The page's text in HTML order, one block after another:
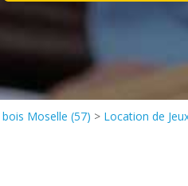
Moselle (57) > Location de